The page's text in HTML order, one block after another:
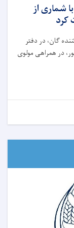
شماری از
کرد
گان، در دفتر
در همراهی مولوی